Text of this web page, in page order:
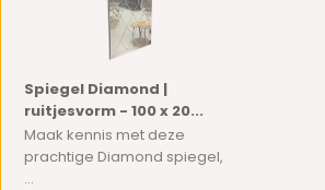
Spiegel Diamond |
ruitjesvorm - 100 x 20...
Maak kennis met deze
prachtige Diamond spiegel,
...